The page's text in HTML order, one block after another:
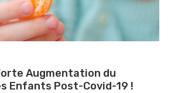
Augmentation du
Enfants Post-Covid-19 !